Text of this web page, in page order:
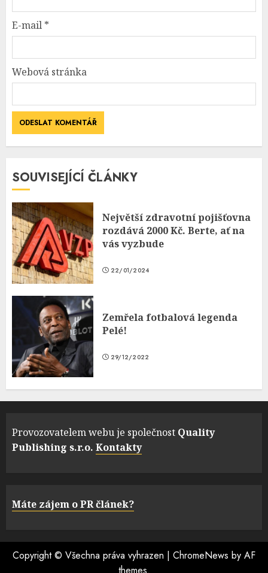
E-mail *
Webová stránka
SOUVISEJÍCÍ ČLÁNKY
Největší zdravotní pojišťovna
rozdává 2000 Kč. Berte, ať na
vás vyzbude
22/01/2024
Zemřela fotbalová legenda
Pelé!
29/12/2022
Provozovatelem webu je společnost Quality
Publishing s.r.o. Kontakty
Máte zájem o PR článek?
Copyright © Všechna práva vyhrazen | ChromeNews by AF
themes.